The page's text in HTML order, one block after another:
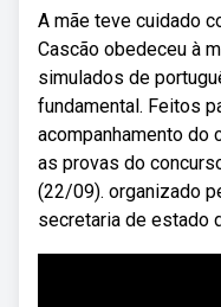
A mãe teve cuidado
Cascão obedeceu à
simulados de
fundamental. Feitos
acompanhamento do
as provas do
(22/09). organizado
secretaria de estado